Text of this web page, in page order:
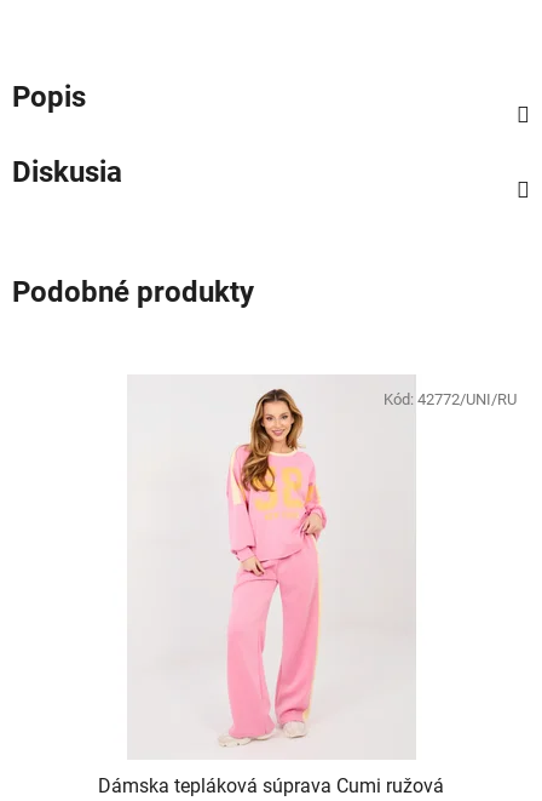
Popis
Diskusia
Podobné produkty
Dámska tepláková súprava Cumi ružová
Kód: 42772/UNI/RU